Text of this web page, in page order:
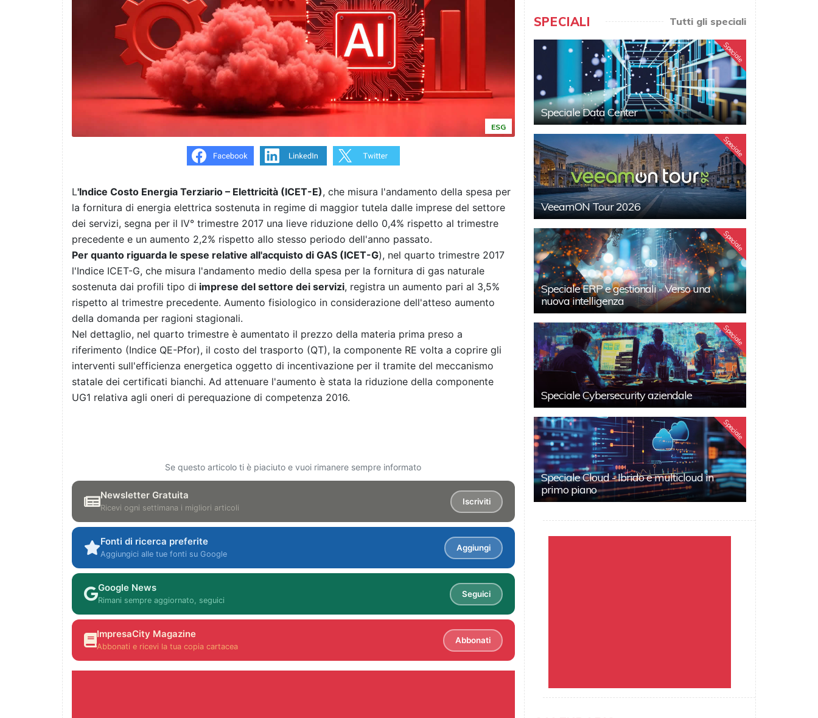
ESG
L'Indice Costo Energia Terziario – Elettricità (ICET-E), che misura l'andamento della spesa per
la fornitura di energia elettrica sostenuta in regime di maggior tutela dalle imprese del settore
dei servizi, segna per il IV° trimestre 2017 una lieve riduzione dello 0,4% rispetto al trimestre
precedente e un aumento 2,2% rispetto allo stesso periodo dell'anno passato.
Per quanto riguarda le spese relative all'acquisto di GAS (ICET-G), nel quarto trimestre 2017
l'Indice ICET-G, che misura l'andamento medio della spesa per la fornitura di gas naturale
sostenuta dai profili tipo di imprese del settore dei servizi, registra un aumento pari al 3,5%
rispetto al trimestre precedente. Aumento fisiologico in considerazione dell'atteso aumento
della domanda per ragioni stagionali.
Nel dettaglio, nel quarto trimestre è aumentato il prezzo della materia prima preso a
riferimento (Indice QE-Pfor), il costo del trasporto (QT), la componente RE volta a coprire gli
interventi sull'efficienza energetica oggetto di incentivazione per il tramite del meccanismo
statale dei certificati bianchi. Ad attenuare l'aumento è stata la riduzione della componente
UG1 relativa agli oneri di perequazione di competenza 2016.
Se questo articolo ti è piaciuto e vuoi rimanere sempre informato
Newsletter Gratuita
Ricevi ogni settimana i migliori articoli
Iscriviti
Fonti di ricerca preferite
Aggiungici alle tue fonti su Google
Aggiungi
Google News
Rimani sempre aggiornato, seguici
Seguici
ImpresaCity Magazine
Abbonati e ricevi la tua copia cartacea
Abbonati
SPECIALI Tutti gli speciali
Speciale
Speciale Data Center
Speciale
VeeamON Tour 2026
Speciale
Speciale ERP e gestionali - Verso una
nuova intelligenza
Speciale
Speciale Cybersecurity aziendale
Speciale
Speciale Cloud - Ibrido e multicloud in
primo piano